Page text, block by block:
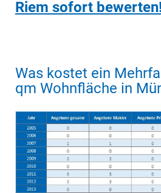
Riem sofort
Was kostet ein
qm Wohnfläche in